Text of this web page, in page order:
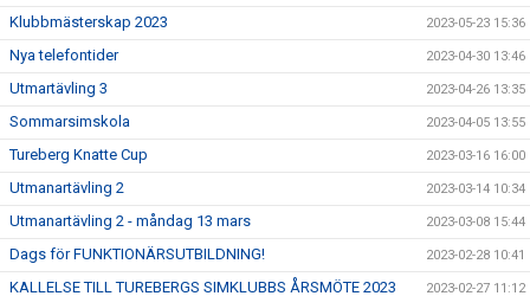
Klubbmästerskap 2023 2023-05-23 15:36
Nya telefontider 2023-04-30 13:46
Utmartävling 3 2023-04-26 13:35
Sommarsimskola 2023-04-05 13:55
Tureberg Knatte Cup 2023-03-16 16:00
Utmanartävling 2 2023-03-14 10:34
Utmanartävling 2 - måndag 13 mars 2023-03-08 15:44
Dags för FUNKTIONÄRSUTBILDNING! 2023-02-28 10:41
KALLELSE TILL TUREBERGS SIMKLUBBS ÅRSMÖTE 2023 2023-02-27 11:12